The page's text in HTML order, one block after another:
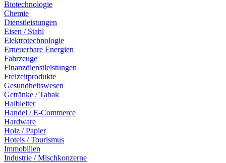
Biotechnologie
Chemie
Dienstleistungen
Eisen / Stahl
Elektrotechnologie
Erneuerbare Energien
Fahrzeuge
Finanzdienstleistungen
Freizeitprodukte
Gesundheitswesen
Getränke / Tabak
Halbleiter
Handel / E-Commerce
Hardware
Holz / Papier
Hotels / Tourismus
Immobilien
Industrie / Mischkonzerne